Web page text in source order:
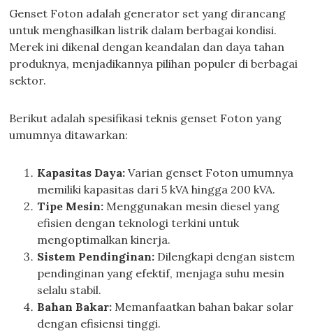
Genset Foton adalah generator set yang dirancang
untuk menghasilkan listrik dalam berbagai kondisi.
Merek ini dikenal dengan keandalan dan daya tahan
produknya, menjadikannya pilihan populer di berbagai
sektor.
Berikut adalah spesifikasi teknis genset Foton yang
umumnya ditawarkan:
Kapasitas Daya: Varian genset Foton umumnya
memiliki kapasitas dari 5 kVA hingga 200 kVA.
Tipe Mesin: Menggunakan mesin diesel yang
efisien dengan teknologi terkini untuk
mengoptimalkan kinerja.
Sistem Pendinginan: Dilengkapi dengan sistem
pendinginan yang efektif, menjaga suhu mesin
selalu stabil.
Bahan Bakar: Memanfaatkan bahan bakar solar
dengan efisiensi tinggi.